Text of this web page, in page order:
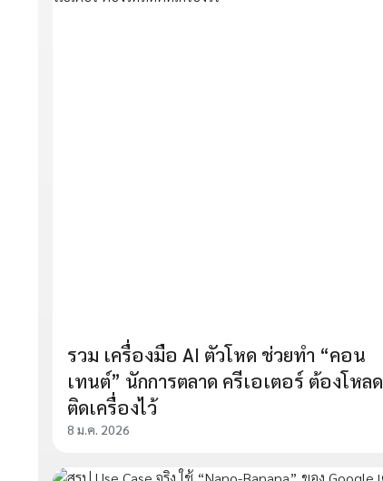
รวม เครื่องมือ AI ตัวโหด ช่วยทำ “คอน
เทนต์” นักการตลาด ครีเอเตอร์ ต้องโหลด
ติดเครื่องไว้
8 ม.ค. 2026